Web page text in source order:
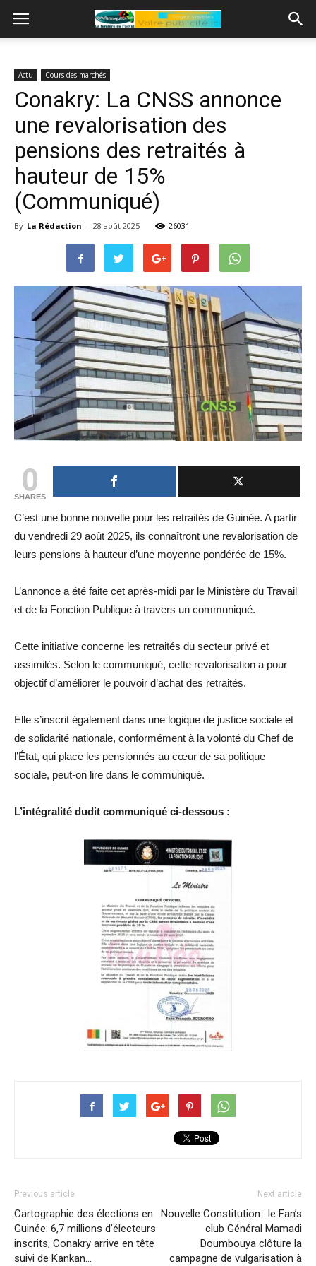
Actu Cours des marchés
Conakry: La CNSS annonce
une revalorisation des
pensions des retraités à
hauteur de 15%
(Communiqué)
By La Rédaction - 28 août 2025 26031
0
SHARES
C’est une bonne nouvelle pour les retraités de Guinée. A partir
du vendredi 29 août 2025, ils connaîtront une revalorisation de
leurs pensions à hauteur d’une moyenne pondérée de 15%.
L’annonce a été faite cet après-midi par le Ministère du Travail
et de la Fonction Publique à travers un communiqué.
Cette initiative concerne les retraités du secteur privé et
assimilés. Selon le communiqué, cette revalorisation a pour
objectif d’améliorer le pouvoir d’achat des retraités.
Elle s’inscrit également dans une logique de justice sociale et
de solidarité nationale, conformément à la volonté du Chef de
l’État, qui place les pensionnés au cœur de sa politique
sociale, peut-on lire dans le communiqué.
L’intégralité dudit communiqué ci-dessous :
Previous article
Cartographie des élections en
Guinée: 6,7 millions d’électeurs
inscrits, Conakry arrive en tête
suivi de Kankan…
Next article
Nouvelle Constitution : le Fan’s
club Général Mamadi
Doumbouya clôture la
campagne de vulgarisation à